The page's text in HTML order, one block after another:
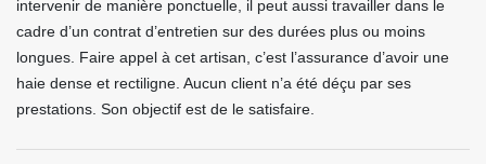
intervenir de manière ponctuelle, il peut aussi travailler dans le
cadre d’un contrat d’entretien sur des durées plus ou moins
longues. Faire appel à cet artisan, c’est l’assurance d’avoir une
haie dense et rectiligne. Aucun client n’a été déçu par ses
prestations. Son objectif est de le satisfaire.